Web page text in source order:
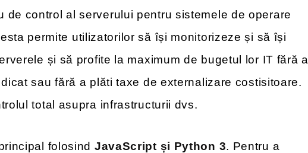
de control al serverului pentru sistemele de operare
permite utilizatorilor să își monitorizeze și să își
și să profite la maximum de bugetul lor IT fără a
sau fără a plăti taxe de externalizare costisitoare.
total asupra infrastructurii dvs.
folosind JavaScript și Python 3. Pentru a